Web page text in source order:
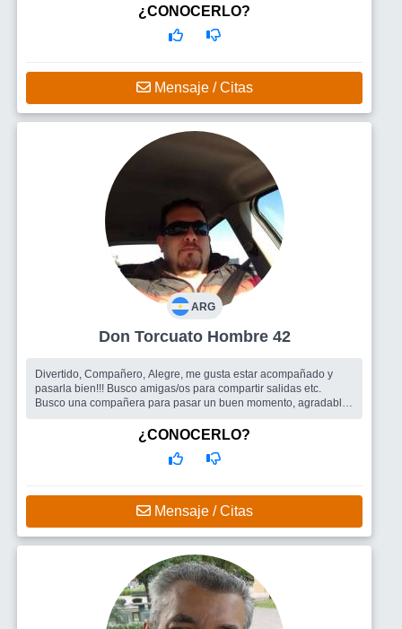
Busco chica dulce cariñosa que proyecte la vida hacia
adelante que pueda encontrar el punto de equilibrio conmigo ...
¿CONOCERLO?
Mensaje / Citas
ARG
Don Torcuato Hombre 42
Divertido, Compañero, Alegre, me gusta estar acompañado y
pasarla bien!!! Busco amigas/os para compartir salidas etc.
Busco una compañera para pasar un buen momento, agradable,
Amigos y amigas. Una mujer para salir y divertirnos
¿CONOCERLO?
Mensaje / Citas